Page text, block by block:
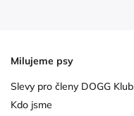
Milujeme psy
Slevy pro členy DOGG Klub
Kdo jsme